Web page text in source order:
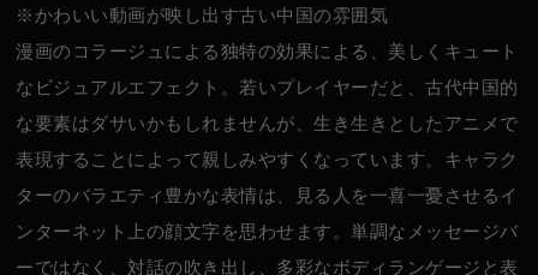
※かわいい動画が映し出す古い中国の雰囲気
漫画のコラージュによる独特の効果による、美しくキュート
なビジュアルエフェクト。若いプレイヤーだと、古代中国的
な要素はダサいかもしれませんが、生き生きとしたアニメで
表現することによって親しみやすくなっています。キャラク
ターのバラエティ豊かな表情は、見る人を一喜一憂させるイ
ンターネット上の顔文字を思わせます。単調なメッセージバ
ーではなく、対話の吹き出し、多彩なボディランゲージと表